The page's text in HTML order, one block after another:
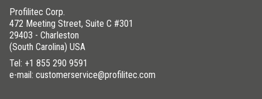
Profilitec Corp.
472 Meeting Street, Suite C #301
29403 - Charleston
(South Carolina) USA
Tel: +1 855 290 9591
e-mail: customerservice@profilitec.com